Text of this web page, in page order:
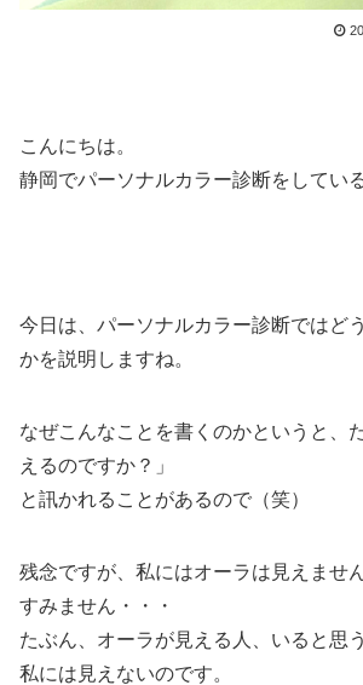
こんにちは。
静岡でパーソナルカラー診断をしてい
今日は、パーソナルカラー診断ではど
かを説明しますね。
なぜこんなことを書くのかというと、
えるのですか？」
と訊かれることがあるので（笑）
残念ですが、私にはオーラは見えませ
すみません・・・
たぶん、オーラが見える人、いると思
私には見えないのです。